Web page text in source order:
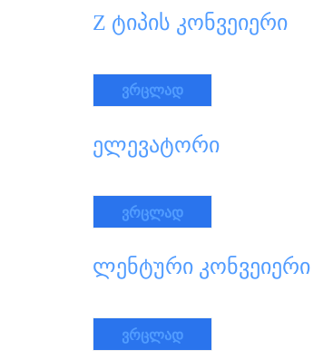
Z ტიპის კონვეიერი
ვრცლად
ელევატორი
ვრცლად
ლენტური კონვეიერი
ვრცლად